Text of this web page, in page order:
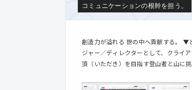
コミュニケーションの根幹を担う。
創造力が溢れる 世の中へ貢献する。 ▼ともに登る、だから見える景色がある。 マルチプルは創業以来、プロジェクトマネー
ジャー／ディレクターとして、クライ
頂（いただき）を目指す登山者と山に
んな「ともに」を大切にするプロジェ